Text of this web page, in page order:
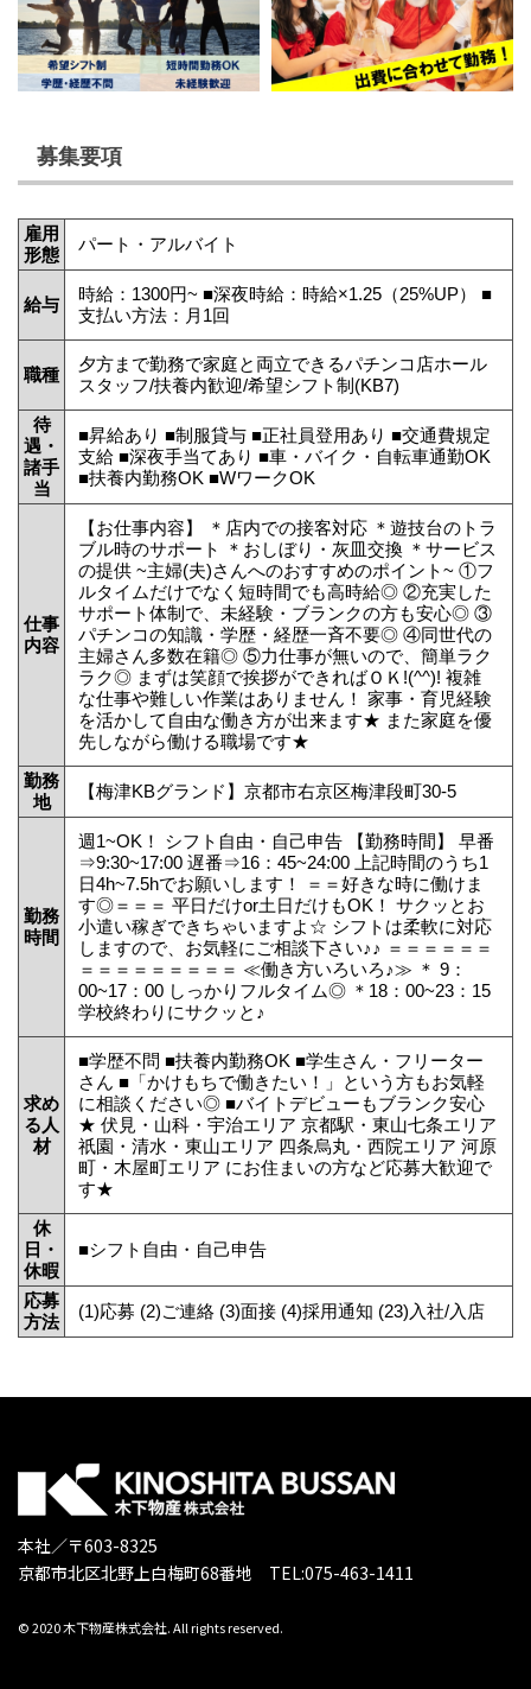
募集要項
雇用
形態
パート・アルバイト
給与
時給：1300円~ ■深夜時給：時給×1.25（25%UP） ■
支払い方法：月1回
職種
夕方まで勤務で家庭と両立できるパチンコ店ホール
スタッフ/扶養内歓迎/希望シフト制(KB7)
待
遇・
諸手
当
■昇給あり ■制服貸与 ■正社員登用あり ■交通費規定
支給 ■深夜手当てあり ■車・バイク・自転車通勤OK
■扶養内勤務OK ■WワークOK
仕事
内容
【お仕事内容】 ＊店内での接客対応 ＊遊技台のトラ
ブル時のサポート ＊おしぼり・灰皿交換 ＊サービス
の提供 ~主婦(夫)さんへのおすすめのポイント~ ①フ
ルタイムだけでなく短時間でも高時給◎ ②充実した
サポート体制で、未経験・ブランクの方も安心◎ ③
パチンコの知識・学歴・経歴一斉不要◎ ④同世代の
主婦さん多数在籍◎ ⑤力仕事が無いので、簡単ラク
ラク◎ まずは笑顔で挨拶ができればＯＫ!(^^)! 複雑
な仕事や難しい作業はありません！ 家事・育児経験
を活かして自由な働き方が出来ます★ また家庭を優
先しながら働ける職場です★
勤務
地
【梅津KBグランド】京都市右京区梅津段町30-5
勤務
時間
週1~OK！ シフト自由・自己申告 【勤務時間】 早番
⇒9:30~17:00 遅番⇒16：45~24:00 上記時間のうち1
日4h~7.5hでお願いします！ ＝＝好きな時に働けま
す◎＝＝＝ 平日だけor土日だけもOK！ サクッとお
小遣い稼ぎできちゃいますよ☆ シフトは柔軟に対応
しますので、お気軽にご相談下さい♪♪ ＝＝＝＝＝＝
＝＝＝＝＝＝＝＝＝ ≪働き方いろいろ♪≫ ＊ 9：
00~17：00 しっかりフルタイム◎ ＊18：00~23：15
学校終わりにサクッと♪
求め
る人
材
■学歴不問 ■扶養内勤務OK ■学生さん・フリーター
さん ■「かけもちで働きたい！」という方もお気軽
に相談ください◎ ■バイトデビューもブランク安心
★ 伏見・山科・宇治エリア 京都駅・東山七条エリア
祇園・清水・東山エリア 四条烏丸・西院エリア 河原
町・木屋町エリア にお住まいの方など応募大歓迎で
す★
休
日・
休暇
■シフト自由・自己申告
応募
方法
(1)応募 (2)ご連絡 (3)面接 (4)採用通知 (23)入社/入店
本社／〒603-8325
京都市北区北野上白梅町68番地 TEL:075-463-1411
© 2020 木下物産株式会社. All rights reserved.